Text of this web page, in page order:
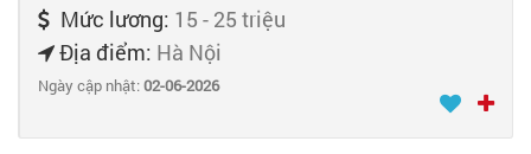
Mức lương: 15 - 25 triệu
Địa điểm: Hà Nội
Ngày cập nhật:02-06-2026